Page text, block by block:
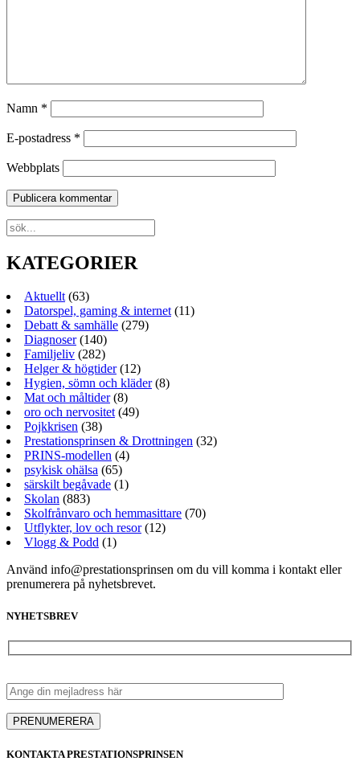
Namn *
E-postadress *
Webbplats
KATEGORIER
Aktuellt(63)
Datorspel, gaming & internet(11)
Debatt & samhälle (279)
Diagnoser(140)
Familjeliv (282)
Helger & högtider(12)
Hygien, sömn och kläder(8)
Mat och måltider(8)
oro och nervositet(49)
Pojkkrisen (38)
Prestationsprinsen & Drottningen (32)
PRINS-modellen (4)
psykisk ohälsa (65)
särskilt begåvade (1)
Skolan (883)
Skolfrånvaro och hemmasittare (70)
Utflykter, lov och resor(12)
Vlogg & Podd (1)
Använd info@prestationsprinsen om du vill komma i kontakt eller
prenumerera på nyhetsbrevet.
NYHETSBREV
KONTAKTA PRESTATIONSPRINSEN